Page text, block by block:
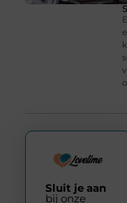
Sluit je aan
bij onze